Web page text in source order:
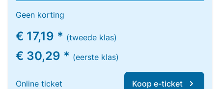
Geen korting
€ 17,19 * (tweede klas)
€ 30,29 * (eerste klas)
Online ticket Koop e-ticket